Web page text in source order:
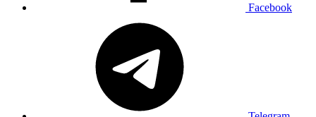
Facebook